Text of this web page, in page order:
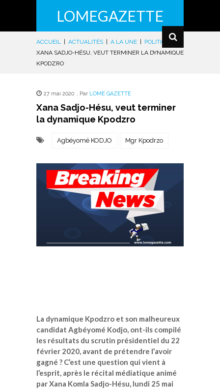
LOMEGAZETTE
ACCUEIL ACTUALITÉS A LA UNE POLITIQUE |
XANA SADJO-HÉSU, VEUT TERMINER LA DYNAMIQUE
KPODZRO
27 mai 2020 , Par LOME GAZETTE
Xana Sadjo-Hésu, veut terminer
la dynamique Kpodzro
Agbéyomé KODJO Mgr Kpodrzo
La dynamique Kpodzro et son malheureux
candidat Agbéyomé Kodjo, ont-ils compilé
les résultats du scrutin présidentiel du 22
février 2020, avant de prétendre l’avoir
gagné ? C’est une question qui vient à
l’esprit, après le récital médiatique animé
par Xana Komla Sadjo-Hésu, lundi 25 mai